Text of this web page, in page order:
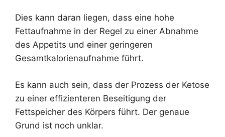
Dies kann daran liegen, dass eine hohe
Fettaufnahme in der Regel zu einer Abnahme
des Appetits und einer geringeren
Gesamtkalorienaufnahme führt.
Es kann auch sein, dass der Prozess der Ketose
zu einer effizienteren Beseitigung der
Fettspeicher des Körpers führt. Der genaue
Grund ist noch unklar.